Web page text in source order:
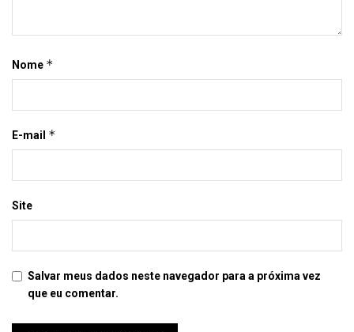
Nome *
E-mail *
Site
Salvar meus dados neste navegador para a próxima vez
que eu comentar.